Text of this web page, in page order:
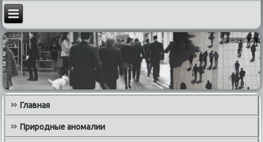
Главная
Природные аномалии